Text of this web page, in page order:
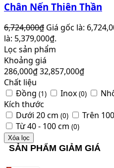
Chân Nến Thiên Thần
6,724,000₫ Giá gốc là:
là: 5,379,000₫.
Lọc sản phẩm
Khoảng giá
286,000₫32,857,000₫
Chất liệu
Đồng (1) Inox (0)
Kích thước
Dưới 20 cm (0) Trên
Từ 40 - 100 cm (0)
Xóa lọc
SẢN PHẨM GIẢM GIÁ